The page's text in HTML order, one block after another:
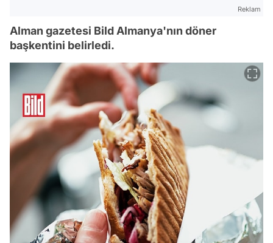
Reklam
Alman gazetesi Bild Almanya'nın döner
başkentini belirledi.